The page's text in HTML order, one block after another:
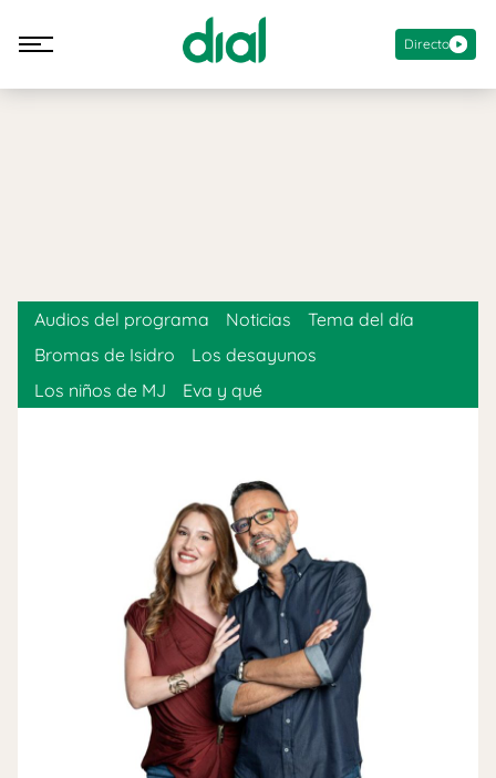
Directo
Audios del programa Noticias
Tema del día
Bromas de Isidro
Los desayunos
Los niños de MJ
Eva y qué